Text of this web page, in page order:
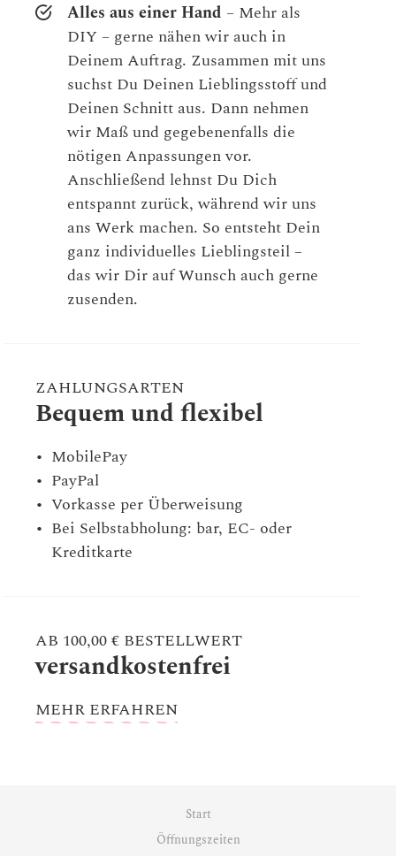
Alles aus einer Hand – Mehr als
DIY – gerne nähen wir auch in
Deinem Auftrag. Zusammen mit uns
suchst Du Deinen Lieblingsstoff und
Deinen Schnitt aus. Dann nehmen
wir Maß und gegebenenfalls die
nötigen Anpassungen vor.
Anschließend lehnst Du Dich
entspannt zurück, während wir uns
ans Werk machen. So entsteht Dein
ganz individuelles Lieblingsteil –
das wir Dir auf Wunsch auch gerne
zusenden.
ZAHLUNGSARTEN
Bequem und flexibel
MobilePay
PayPal
Vorkasse per Überweisung
Bei Selbstabholung: bar, EC- oder
Kreditkarte
AB 100,00 € BESTELLWERT
versandkostenfrei
MEHR ERFAHREN
Start
Öffnungszeiten